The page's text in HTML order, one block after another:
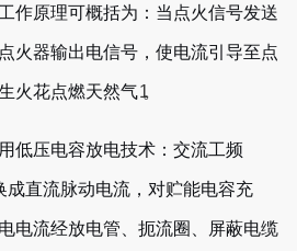
作原理可概括为：当点火信号发送
火器输出电信号，使电流引导至点
火花点燃天然气1
。
低压电容放电技术：交流工频
直流脉动电流，对贮能电容充
电流经放电管、扼流圈、屏蔽电缆